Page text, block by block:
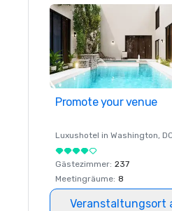
Promote your venue
Luxushotel in Washington,
Gästezimmer: 237
Meetingräume: 8
Veranstaltungsort